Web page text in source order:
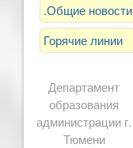
.Общие новости
Горячие линии
Департамент
образования
администрации г.
Тюмени